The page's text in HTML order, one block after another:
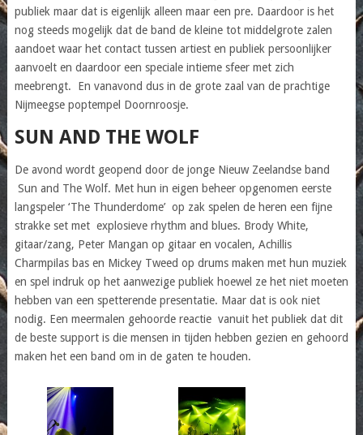
publiek maar dat is eigenlijk alleen maar een pre. Daardoor is het
nog steeds mogelijk dat de band de kleine tot middelgrote zalen
aandoet waar het contact tussen artiest en publiek persoonlijker
aanvoelt en daardoor een speciale intieme sfeer met zich
meebrengt. En vanavond dus in de grote zaal van de prachtige
Nijmeegse poptempel Doornroosje.
SUN AND THE WOLF
De avond wordt geopend door de jonge Nieuw Zeelandse band
Sun and The Wolf. Met hun in eigen beheer opgenomen eerste
langspeler ‘The Thunderdome’ op zak spelen de heren een fijne
strakke set met explosieve rhythm and blues. Brody White,
gitaar/zang, Peter Mangan op gitaar en vocalen, Achillis
Charmpilas bas en Mickey Tweed op drums maken met hun muziek
en spel indruk op het aanwezige publiek hoewel ze het niet moeten
hebben van een spetterende presentatie. Maar dat is ook niet
nodig. Een meermalen gehoorde reactie vanuit het publiek dat dit
de beste support is die mensen in tijden hebben gezien en gehoord
maken het een band om in de gaten te houden.